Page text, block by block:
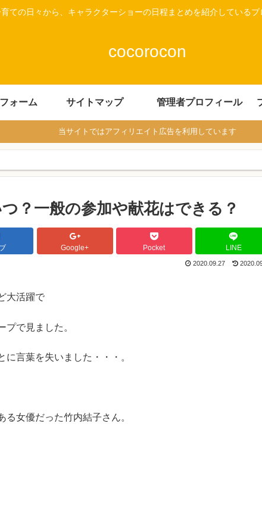
ての日々から、キャラクターショーの日程まとめを紹介しているブ
cocorocon
ォーム サイトマップ 管理者プロフィール
当サイトではアフィリエイト広告を利用しています
？一般の参加や献花はできる？
Google+ Pocket LINE
2020.09.27
大活躍で
で見ました。
言葉を失いました・・・。
女優だった竹内結子さん。